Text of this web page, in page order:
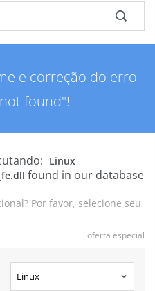
e correção do erro
found"!
Linux
found in our database
Por favor, selecione seu
oferta especial